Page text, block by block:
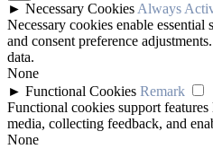
► Necessary Cookies Always
Necessary cookies enable essential
and consent preference
data.
None
► Functional Cookies Remark
Functional cookies support
media, collecting feedback, and
None